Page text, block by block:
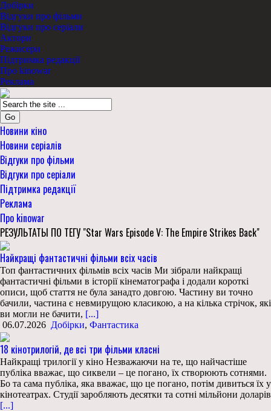
Добірки
Відгуки про фільми
Відгуки про серіали
Актори
Режисери
Підтримка редакції
Про kinowar
Реклама
Go
Новини кіно
Новини серіалів
Відгуки про фільми
Відгуки про серіали
Підтримка редакції
Реклама
Про kinowar
РЕЗУЛЬТАТЫ ПО ТЕГУ "Star Wars Episode V: The Empire Strikes Back"
Найкращі фантастичні фільми всіх часів
Топ фантастичних фільмів всіх часів Ми зібрали найкращі
фантастичні фільми в історії кінематографа і додали короткі
описи, щоб стаття не була занадто довгою. Частину ви точно
бачили, частина є невмирущою класикою, а на кілька стрічок, які
ви могли не бачити, [...]
06.07.2026 Добірки, Фантастика
18 кінотрилогій, де всі три фільми класні
Найкращі трилогії у кіно Незважаючи на те, що найчастіше
публіка вважає, що сиквели – це погано, їх створюють сотнями.
Бо та сама публіка, яка вважає, що це погано, потім дивиться їх у
кінотеатрах. Студії заробляють десятки та сотні мільйони доларів
[...]